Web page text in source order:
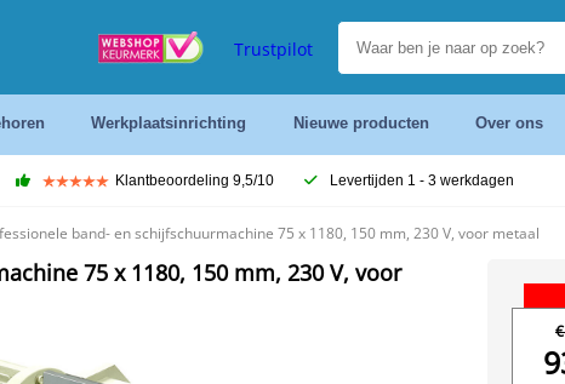
Trustpilot
Werkplaatsinrichting Nieuwe producten Over ons
Klantbeoordeling 9,5/10 Levertijden 1 - 3 werkdagen
band- en schijfschuurmachine 75 x 1180, 150 mm, 230 V, voor metaal
75 x 1180, 150 mm, 230 V, voor